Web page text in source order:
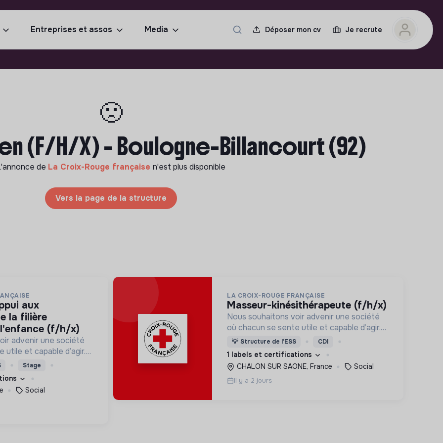
Entreprises et assos Media Déposer mon cv Je recrute
🙁
(F/H/X) - Boulogne-Billancourt (92)
de La Croix-Rouge française n'est plus disponible
Vers la page de la structure
la filière
(f/h/x)
advenir une société
utile et capable d’agir.
des moyens et
innovants et
Stage
Social
LA CROIX-ROUGE FRANÇAISE
masseur-kinésithérapeute (f/h/x)
Nous souhaitons voir advenir une société
où chacun se sente utile et capable d’agir.
Pour cela, nous proposons des moyens et
des lieux d’engagement innovants et
adaptés à tous.
💡 Structure de l’ESS CDI
1 labels et certifications
CHALON SUR SAONE, France
Social
Il y a 2 jours